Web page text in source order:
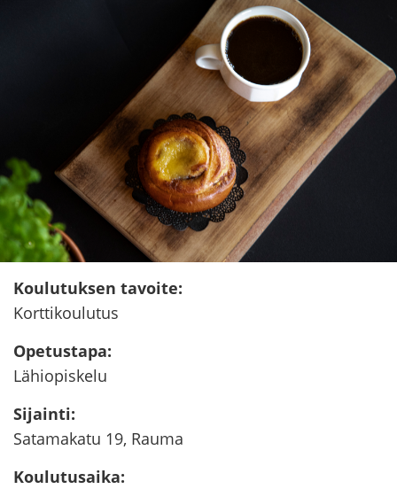
Kou­lu­tuk­sen ta­voi­te:
Kort­ti­kou­lu­tus
Ope­tus­ta­pa:
Lä­hio­pis­ke­lu
Si­jain­ti:
Sa­ta­ma­ka­tu 19, Rauma
Kou­lu­tusai­ka: